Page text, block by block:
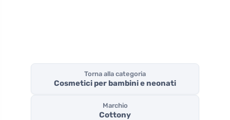
Torna alla categoria
Cosmetici per bambini e neonati
Marchio
Cottony